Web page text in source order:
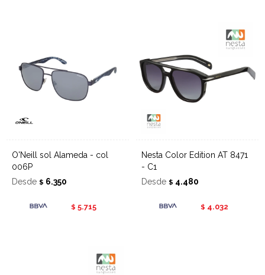
O'Neill sol Alameda - col
006P
Desde $ 6.350
$ 5.715
Nesta Color Edition AT 8471
- C1
Desde $ 4.480
$ 4.032